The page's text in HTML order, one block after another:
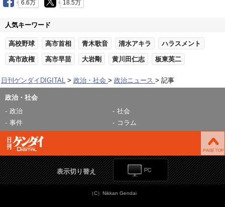
6.6万 18.5万
人気キーワード
高校野球 高市首相 青木歌音 清水アキラ ハラスメント
高市政権 高市早苗 大岩剛 黄川田仁志 板東英二
日刊ゲンダイDIGITAL 政治・社会 政治ニュース 記事
政治・社会
政治
社会
事件
コラム
表示切り替え
（C）Nikkan Gendai